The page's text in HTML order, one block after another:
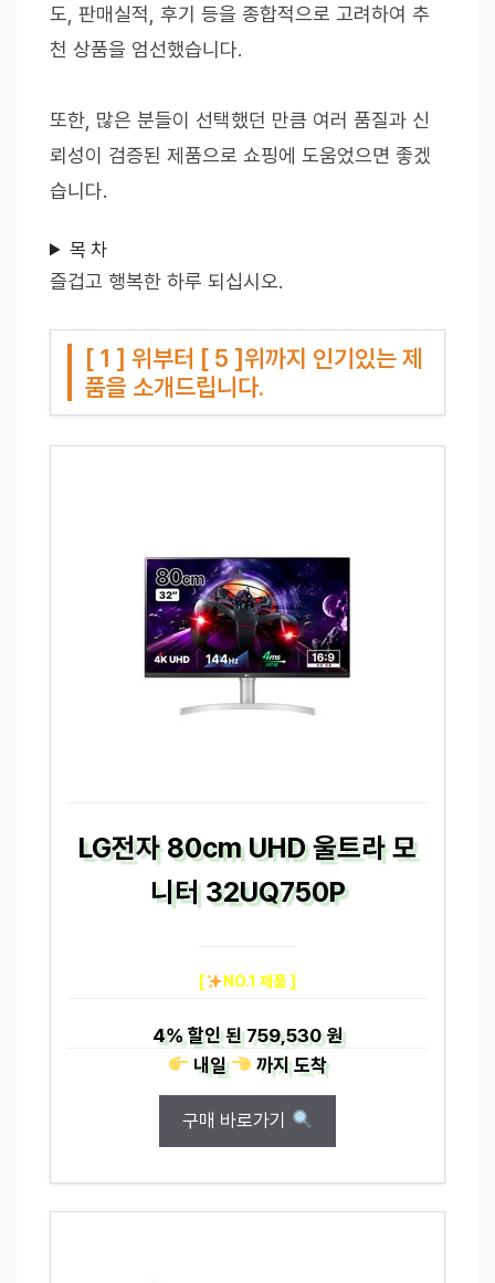
도, 판매실적, 후기 등을 종합적으로 고려하여 추
천 상품을 엄선했습니다.
또한, 많은 분들이 선택했던 만큼 여러 품질과 신
뢰성이 검증된 제품으로 쇼핑에 도움었으면 좋겠
습니다.
목 차
즐겁고 행복한 하루 되십시오.
[ 1 ] 위부터 [ 5 ]위까지 인기있는 제
품을 소개드립니다.
LG전자 80cm UHD 울트라 모
니터 32UQ750P
[ NO.1 제품 ]
4%할인 된759,530 원
내일
까지도착
구매 바로가기